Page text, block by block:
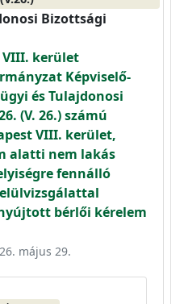
Bizottsági
VIII. kerület
Képviselő-
és Tulajdonosi
(V. 26.) számú
VIII. kerület,
alatti nem lakás
fennálló
bérlői kérelem
május 29.